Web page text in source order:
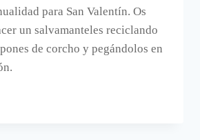
para San Valentín. Os
un salvamanteles reciclando
de corcho y pegándolos en